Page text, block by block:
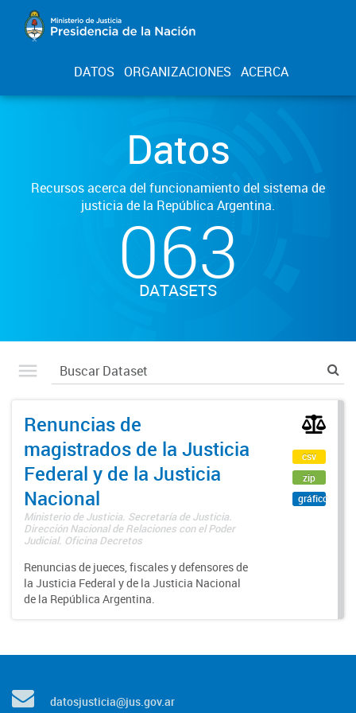
DATOS ORGANIZACIONES ACERCA
Datos
Recursos acerca del funcionamiento del sistema de
justicia de la República Argentina.
063
DATASETS
Renuncias de
magistrados de la Justicia
Federal y de la Justicia
Nacional
Ministerio de Justicia. Secretaría de Justicia.
Dirección Nacional de Relaciones con el Poder
Judicial. Oficina Decretos
Renuncias de jueces, fiscales y defensores de
la Justicia Federal y de la Justicia Nacional
de la República Argentina.
csv
zip
gráfico
datosjusticia@jus.gov.ar